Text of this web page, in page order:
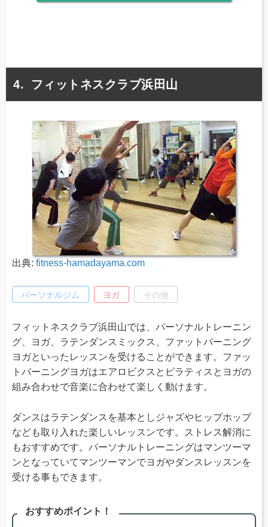
フィットネスクラブ浜田山
出典: fitness-hamadayama.com
パーソナルジム ヨガ その他
フィットネスクラブ浜田山では、パーソナルトレーニン
グ、ヨガ、ラテンダンスミックス、ファットバーニング
ヨガといったレッスンを受けることができます。ファッ
トバーニングヨガはエアロビクスとピラティスとヨガの
組み合わせで音楽に合わせて楽しく動けます。
ダンスはラテンダンスを基本としジャズやヒップホップ
なども取り入れた楽しいレッスンです。ストレス解消に
もおすすめです。パーソナルトレーニングはマンツーマ
ンとなっていてマンツーマンでヨガやダンスレッスンを
受ける事もできます。
おすすめポイント！